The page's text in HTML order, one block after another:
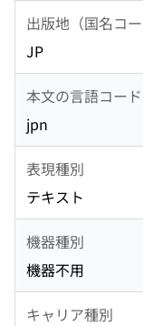
出版地（国名コー
JP
本文の言語コード
jpn
表現種別
テキスト
機器種別
機器不用
キャリア種別